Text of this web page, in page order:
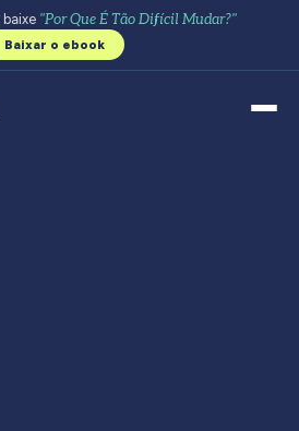
baixe "Por Que É Tão Difícil Mudar?"
Baixar o ebook